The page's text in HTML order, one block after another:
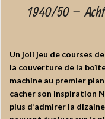
1940/50 –
Un joli jeu de courses
la couverture de la
machine au premier
cacher son inspiration
plus d’admirer la